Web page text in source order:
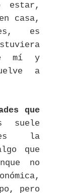
estar,
casa,
es, es
mí y
a
que
la
que
no
pero